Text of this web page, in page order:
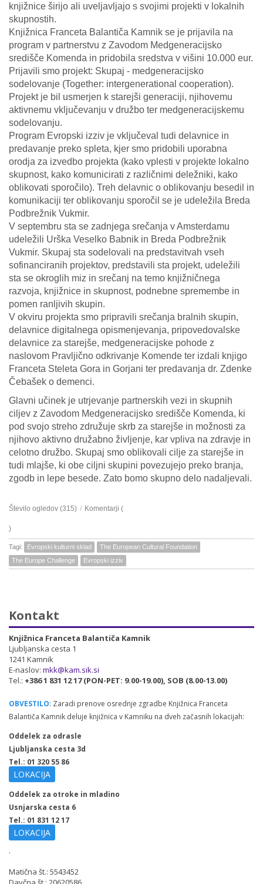
knjižnice širijo ali uveljavljajo s svojimi projekti v lokalnih
skupnostih.
Knjižnica Franceta Balantiča Kamnik se je prijavila na
program v partnerstvu z Zavodom Medgeneracijsko
središče Komenda in pridobila sredstva v višini 10.000 eur.
Prijavili smo projekt: Skupaj - medgeneracijsko
sodelovanje (Together: intergenerational cooperation).
Projekt je bil usmerjen k starejši generaciji, njihovemu
aktivnemu vključevanju v družbo ter medgeneracijskemu
sodelovanju.
Program Evropski izziv je vključeval tudi delavnice in
predavanje preko spleta, kjer smo pridobili uporabna
orodja za izvedbo projekta (kako vplesti v projekte lokalno
skupnost, kako komunicirati z različnimi deležniki, kako
oblikovati sporočilo). Treh delavnic o oblikovanju besedil in
komunikaciji ter oblikovanju sporočil se je udeležila Breda
Podbrežnik Vukmir.
V septembru sta se zadnjega srečanja v Amsterdamu
udeležili Urška Veselko Babnik in Breda Podbrežnik
Vukmir. Skupaj sta sodelovali na predstavitvah vseh
sofinanciranih projektov, predstavili sta projekt, udeležili
sta se okroglih miz in srečanj na temo knjižničnega
razvoja, knjižnice in skupnost, podnebne spremembe in
pomen ranljivih skupin.
V okviru projekta smo pripravili srečanja bralnih skupin,
delavnice digitalnega opismenjevanja, pripovedovalske
delavnice za starejše, medgeneracijske pohode z
naslovom Pravljično odkrivanje Komende ter izdali knjigo
Franceta Steleta Gora in Gorjani ter predavanja dr. Zdenke
Čebašek o demenci.
Glavni učinek je utrjevanje partnerskih vezi in skupnih
ciljev z Zavodom Medgeneracijsko središče Komenda, ki
pod svojo streho združuje skrb za starejše in možnosti za
njihovo aktivno družabno življenje, kar vpliva na zdravje in
celotno družbo. Skupaj smo oblikovali cilje za starejše in
tudi mlajše, ki obe ciljni skupini povezujejo preko branja,
zgodb in lepe besede. Zato bomo skupno delo nadaljevali.
Število ogledov (315) / Komentarji (
)
Tagi: Evropski kulturni sklad
The European Cultural Foundation
The Europe Challenge
Evropski izziv
Kontakt
Knjižnica Franceta Balantiča Kamnik
Ljubljanska cesta 1
1241 Kamnik
E-naslov: mkk@kam.sik.si
Tel.: +386 1 831 12 17 (PON-PET: 9.00-19.00), SOB (8.00-13.00)
OBVESTILO: Zaradi prenove osrednje zgradbe Knjižnica Franceta
Balantiča Kamnik deluje knjižnica v Kamniku na dveh začasnih lokacijah:
Oddelek za odrasle
Ljubljanska cesta 3d
Tel.: 01 320 55 86
LOKACIJA
Oddelek za otroke in mladino
Usnjarska cesta 6
Tel.: 01 831 12 17
LOKACIJA
.
Matična št.: 5543452